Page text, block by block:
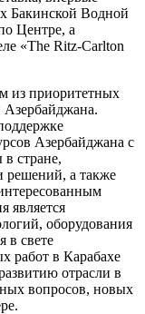
Бакинской Водной
Центре, а
«The Ritz-Carlton
из приоритетных
Азербайджана.
Азербайджана с
стране,
решений, а также
является
оборудования
в свете
работ в Карабахе
отрасли в
вопросов, новых